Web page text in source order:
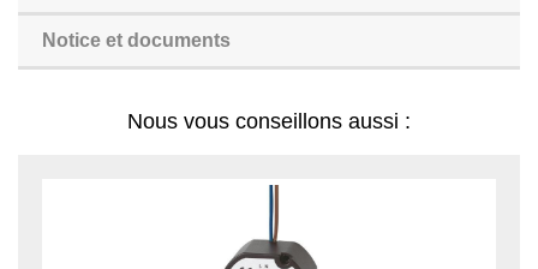
Notice et documents
Nous vous conseillons aussi :